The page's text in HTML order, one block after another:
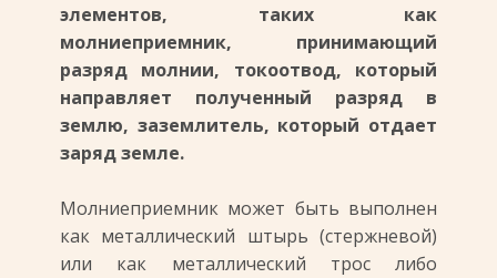
элементов, таких как
молниеприемник, принимающий
разряд молнии, токоотвод, который
направляет полученный разряд в
землю, заземлитель, который отдает
заряд земле.
Молниеприемник может быть выполнен
как металлический штырь (стержневой)
или как металлический трос либо